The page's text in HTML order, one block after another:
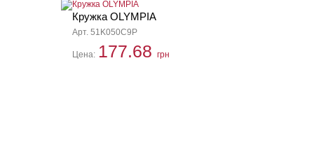
Кружка OLYMPIA
Арт. 51K050C9P
Цена: 177.68 грн